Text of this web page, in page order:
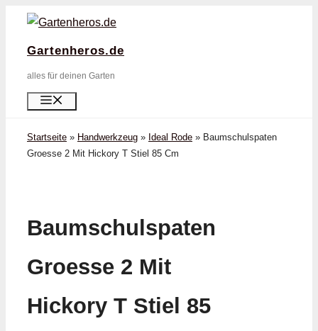
Zum
springen
Gartenheros.de
alles für deinen Garten
Startseite » Handwerkzeug » Ideal Rode » Baumschulspaten
Groesse 2 Mit Hickory T Stiel 85 Cm
Baumschulspaten
Groesse 2 Mit
Hickory T Stiel 85